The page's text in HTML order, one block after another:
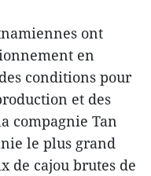
ont
en
conditions pour
et des
compagnie Tan
le plus grand
de cajou brutes de